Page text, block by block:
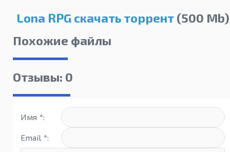
Lona RPG скачать торрент(500 Mb)
Похожие файлы
Отзывы: 0
Имя *:
Email *: